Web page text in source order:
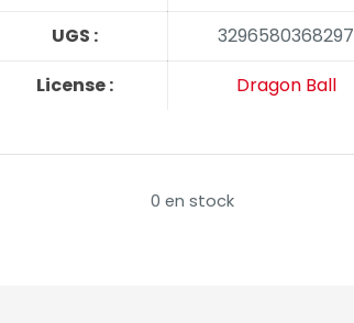
UGS :
3296580368297
License :
Dragon Ball
0 en stock